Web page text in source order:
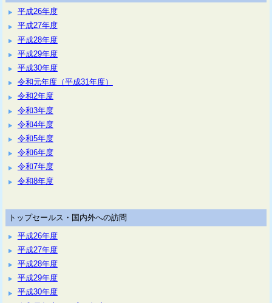
平成26年度
平成27年度
平成28年度
平成29年度
平成30年度
令和元年度（平成31年度）
令和2年度
令和3年度
令和4年度
令和5年度
令和6年度
令和7年度
令和8年度
トップセールス・国内外への訪問
平成26年度
平成27年度
平成28年度
平成29年度
平成30年度